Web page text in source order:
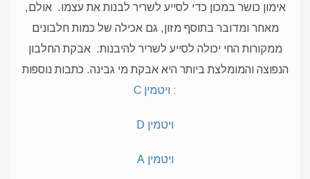
אימון כושר במכון כדי לסייע לשריר לבנות את עצמו. אולם,
מאחר ומדובר בתוסף מזון, גם אכילה של כמות חלבונים
ממקורות החי יכולה לסייע לשריר להיבנות. אבקת החלבון
הנפוצה והמומלצת ביותר היא אבקת מי גבינה. כתבות נוספות
: ויטמין C
ויטמין D
ויטמין A